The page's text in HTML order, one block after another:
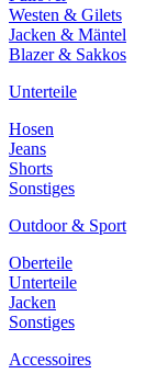
Westen & Gilets
Jacken & Mäntel
Blazer & Sakkos
Unterteile
Hosen
Jeans
Shorts
Sonstiges
Outdoor & Sport
Oberteile
Unterteile
Jacken
Sonstiges
Accessoires